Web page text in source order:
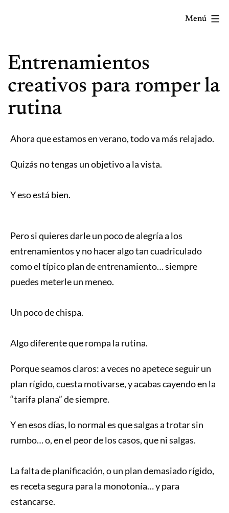
mola...
lo
sabes!
Menú
Entrenamientos
creativos para romper la
rutina
Ahora que estamos en verano, todo va más relajado.
Quizás no tengas un objetivo a la vista.
Y eso está bien.
Pero si quieres darle un poco de alegría a los
entrenamientos y no hacer algo tan cuadriculado
como el típico plan de entrenamiento… siempre
puedes meterle un meneo.
Un poco de chispa.
Algo diferente que rompa la rutina.
Porque seamos claros: a veces no apetece seguir un
plan rígido, cuesta motivarse, y acabas cayendo en la
“tarifa plana” de siempre.
Y en esos días, lo normal es que salgas a trotar sin
rumbo… o, en el peor de los casos, que ni salgas.
La falta de planificación, o un plan demasiado rígido,
es receta segura para la monotonía… y para
estancarse.